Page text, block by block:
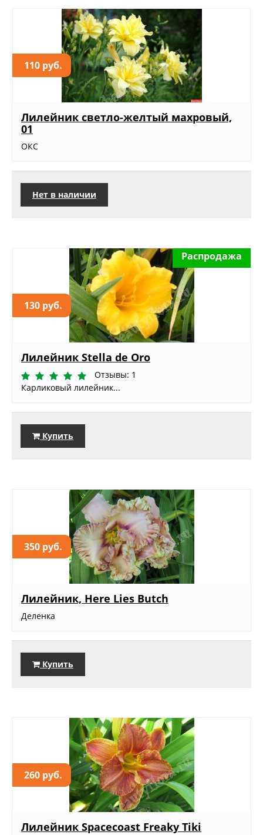
110 руб.
Лилейник светло-желтый махровый,
01
ОКС
Нет в наличии
130 руб.
Распродажа
Лилейник Stella de Oro
Отзывы: 1
Карликовый лилейник...
Купить
350 руб.
Лилейник, Here Lies Butch
Деленка
Купить
260 руб.
Лилейник Spacecoast Freaky Tiki